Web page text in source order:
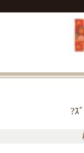
?ｽ